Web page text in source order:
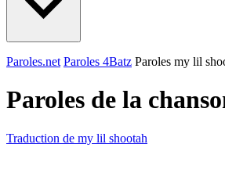
Paroles.net Paroles 4Batz Paroles my lil
Paroles de la
Traduction de my lil shootah